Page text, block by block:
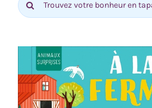
Contact